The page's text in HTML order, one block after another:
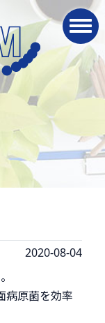
2020-08-04
病原菌を効率